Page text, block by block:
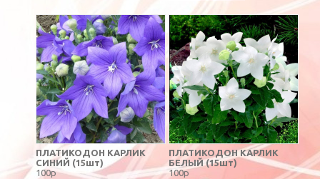
ПЛАТИКОДОН КАРЛИК
СИНИЙ (15шт)
100р
ПЛАТИКОДОН КАРЛИК
БЕЛЫЙ (15шт)
100р